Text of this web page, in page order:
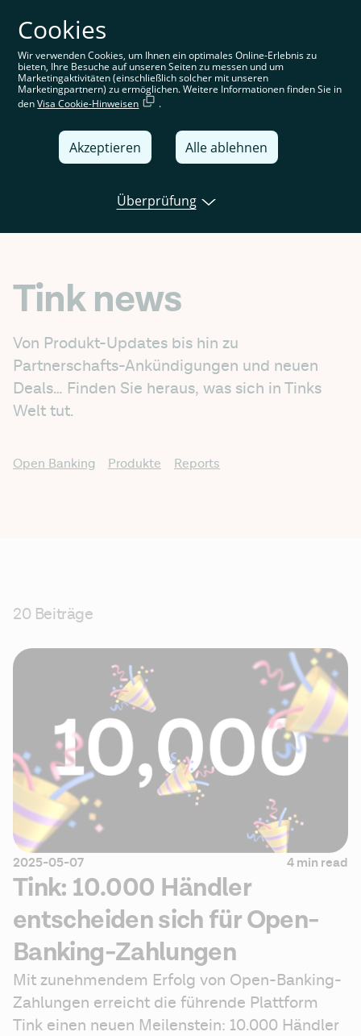
Sie befinden sich auf der deutschen Website. Wählen Sie
Ihre Region aus, um standortspezifische Inhalte angezeigt
zu bekommen
Deutschland
United Kingdom
Global
Deutschland
France
Open banking
Tink news
Von Produkt-Updates bis hin zu
Partnerschafts-Ankündigungen und neuen
Deals… Finden Sie heraus, was sich in Tinks
Welt tut.
Open Banking Produkte Reports
20 Beiträge
2025-05-07 4 min read
Tink: 10.000 Händler
entscheiden sich für Open-
Banking-Zahlungen
Mit zunehmendem Erfolg von Open-Banking-
Zahlungen erreicht die führende Plattform
Tink einen neuen Meilenstein: 10.000 Händler
Cookies
Wir verwenden Cookies, um Ihnen ein optimales Online-Erlebnis zu
bieten, Ihre Besuche auf unseren Seiten zu messen und um
Marketingaktivitäten (einschließlich solcher mit unseren
Marketingpartnern) zu ermöglichen. Weitere Informationen finden Sie in
denVisa Cookie-Hinweisen .
Akzeptieren Alle ablehnen
Überprüfung